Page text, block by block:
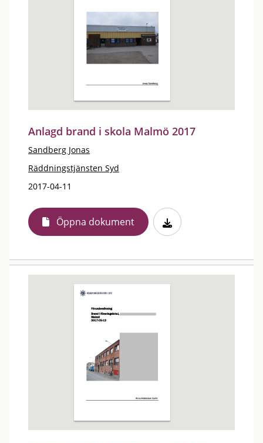
Anlagd brand i skola Malmö 2017
Sandberg Jonas
Räddningstjänsten Syd
2017-04-11
Öppna dokument